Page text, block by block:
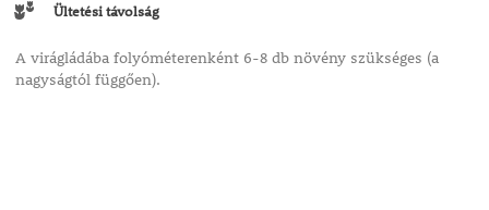
Ültetési távolság
A virágládába folyóméterenként 6-8 db növény szükséges (a
nagyságtól függően).